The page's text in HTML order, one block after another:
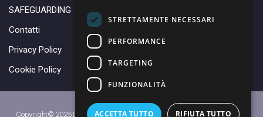
SAFEGUARDING
Contatti
Privacy Policy
Cookie Policy
Copyright© 2025 DANY BASKET QUARRATA S.S.D.A.R.L. -Privacy Policy
STRETTAMENTE NECESSARI
PERFORMANCE
TARGETING
FUNZIONALITÀ
ACCETTA TUTTO RIFIUTA TUTTO